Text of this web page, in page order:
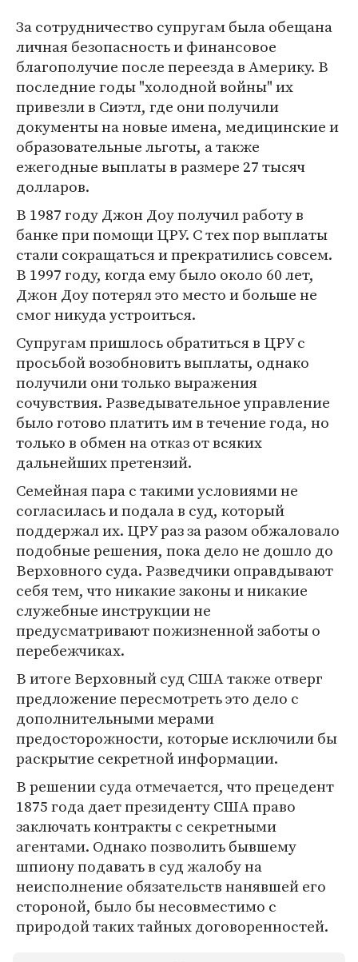
За сотрудничество супругам была обещана
личная безопасность и финансовое
благополучие после переезда в Америку. В
последние годы "холодной войны" их
привезли в Сиэтл, где они получили
документы на новые имена, медицинские и
образовательные льготы, а также
ежегодные выплаты в размере 27 тысяч
долларов.
В 1987 году Джон Доу получил работу в
банке при помощи ЦРУ. С тех пор выплаты
стали сокращаться и прекратились совсем.
В 1997 году, когда ему было около 60 лет,
Джон Доу потерял это место и больше не
смог никуда устроиться.
Супругам пришлось обратиться в ЦРУ с
просьбой возобновить выплаты, однако
получили они только выражения
сочувствия. Разведывательное управление
было готово платить им в течение года, но
только в обмен на отказ от всяких
дальнейших претензий.
Семейная пара с такими условиями не
согласилась и подала в суд, который
поддержал их. ЦРУ раз за разом обжаловало
подобные решения, пока дело не дошло до
Верховного суда. Разведчики оправдывают
себя тем, что никакие законы и никакие
служебные инструкции не
предусматривают пожизненной заботы о
перебежчиках.
В итоге Верховный суд США также отверг
предложение пересмотреть это дело с
дополнительными мерами
предосторожности, которые исключили бы
раскрытие секретной информации.
В решении суда отмечается, что прецедент
1875 года дает президенту США право
заключать контракты с секретными
агентами. Однако позволить бывшему
шпиону подавать в суд жалобу на
неисполнение обязательств нанявшей его
стороной, было бы несовместимо с
природой таких тайных договоренностей.